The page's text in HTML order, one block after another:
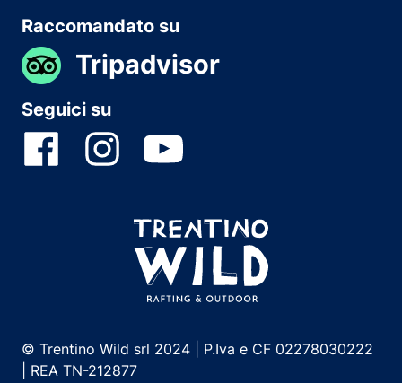
Raccomandato su
Tripadvisor
Seguici su
© Trentino Wild srl 2024 | P.Iva e CF 02278030222
| REA TN-212877